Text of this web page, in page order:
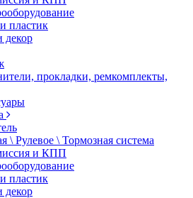
пластик
декор
прокладки, ремкомплекты,
\ Рулевое \ Тормозная система
и КПП
пластик
декор